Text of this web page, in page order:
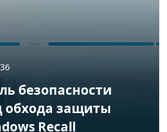
безопасности
обхода защиты
Recall